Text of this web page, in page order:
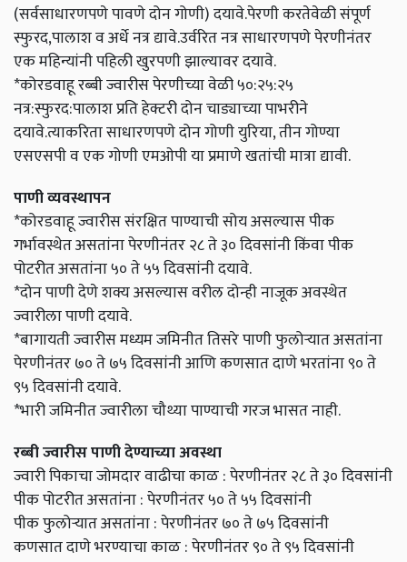
(सर्वसाधारणपणे पावणे दोन गोणी) दयावे.पेरणी करतेवेळी संपूर्ण
स्फुरद,पालाश व अर्धे नत्र द्यावे.उर्वरित नत्र साधारणपणे पेरणीनंतर
एक महिन्यांनी पहिली खुरपणी झाल्यावर दयावे.
*कोरडवाहू रब्बी ज्वारीस पेरणीच्या वेळी ५०:२५:२५
नत्र:स्फुरद:पालाश प्रति हेक्टरी दोन चाड्याच्या पाभरीने
दयावे.त्याकरिता साधारणपणे दोन गोणी युरिया, तीन गोण्या
एसएसपी व एक गोणी एमओपी या प्रमाणे खतांची मात्रा द्यावी.
पाणी व्यवस्थापन
*कोरडवाहू ज्वारीस संरक्षित पाण्याची सोय असल्यास पीक
गर्भावस्थेत असतांना पेरणीनंतर २८ ते ३० दिवसांनी किंवा पीक
पोटरीत असतांना ५० ते ५५ दिवसांनी दयावे.
*दोन पाणी देणे शक्य असल्यास वरील दोन्ही नाजूक अवस्थेत
ज्वारीला पाणी दयावे.
*बागायती ज्वारीस मध्यम जमिनीत तिसरे पाणी फुलोऱ्यात असतांना
पेरणीनंतर ७० ते ७५ दिवसांनी आणि कणसात दाणे भरतांना ९० ते
९५ दिवसांनी दयावे.
*भारी जमिनीत ज्वारीला चौथ्या पाण्याची गरज भासत नाही.
रब्बी ज्वारीस पाणी देण्याच्या अवस्था
ज्वारी पिकाचा जोमदार वाढीचा काळ : पेरणीनंतर २८ ते ३० दिवसांनी
पीक पोटरीत असतांना : पेरणीनंतर ५० ते ५५ दिवसांनी
पीक फुलोऱ्यात असतांना : पेरणीनंतर ७० ते ७५ दिवसांनी
कणसात दाणे भरण्याचा काळ : पेरणीनंतर ९० ते ९५ दिवसांनी